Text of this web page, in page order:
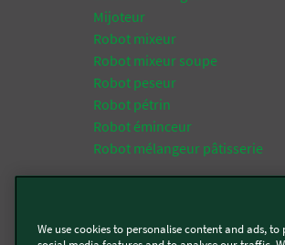
Mijoteur
Robot mixeur
Robot mixeur soupe
Robot peseur
Robot pétrin
Robot éminceur
Robot mélangeur pâtisserie
Tops fonctions de la
We use cookies to personalise content and ads, to